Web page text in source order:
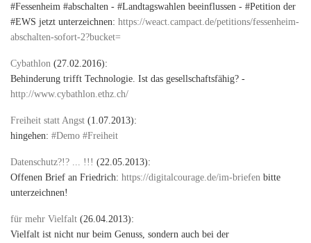
#Fessenheim #abschalten - #Landtagswahlen beeinflussen - #Petition der
#EWS jetzt unterzeichnen: https://weact.campact.de/petitions/fessenheim-
abschalten-sofort-2?bucket=
Cybathlon (27.02.2016):
Behinderung trifft Technologie. Ist das gesellschaftsfähig? -
http://www.cybathlon.ethz.ch/
Freiheit statt Angst (1.07.2013):
hingehen: #Demo #Freiheit
Datenschutz?!? ... !!! (22.05.2013):
Offenen Brief an Friedrich: https://digitalcourage.de/im-briefen bitte
unterzeichnen!
für mehr Vielfalt (26.04.2013):
Vielfalt ist nicht nur beim Genuss, sondern auch bei der